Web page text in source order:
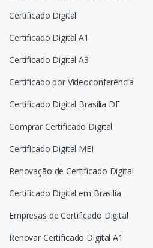
Certificado Digital
Certificado Digital A1
Certificado Digital A3
Certificado por Videoconferência
Certificado Digital Brasília DF
Comprar Certificado Digital
Certificado Digital MEI
Renovação de Certificado Digital
Certificado Digital em Brasília
Empresas de Certificado Digital
Renovar Certificado Digital A1